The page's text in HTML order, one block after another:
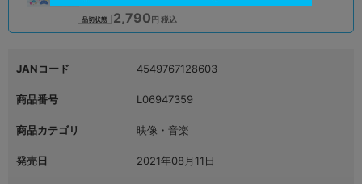
品切状態 2,790 円 税込
JANコード 4549767128603
商品番号 L06947359
商品カテゴリ 映像・音楽
発売日 2021年08月11日